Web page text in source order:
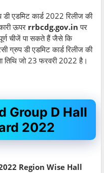
एडमिट कार्ड 2022 रिलीज की
ऊपर rrbcdg.gov.inपर
चीजें पा सकते हैं जैसे कि
ग्रुप डी एडमिट कार्ड रिलीज की
तिथि जो 23 फरवरी 2022 है।
Group D Hall
2022
Region Wise Hall